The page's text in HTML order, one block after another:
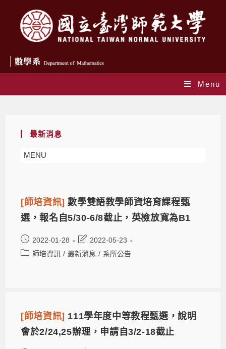
Menu
最新消息
MENU
[師培資訊]數學雙語教學師資培育課程甄
選，報名自5/30-6/8截止，英檢放寬為B1
2022-01-28
2022-05-23
師培資訊 / 最新消息 / 系所公告
[師培資訊] 111學年度中等教程甄選，說明
會於2/24,25辦理，申請自3/2-18截止